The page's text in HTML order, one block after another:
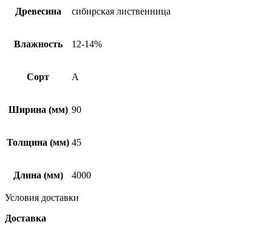
Древесина сибирская лиственница
Влажность 12-14%
Сорт А
Ширина (мм) 90
Толщина (мм) 45
Длина (мм) 4000
Условия доставки
Доставка